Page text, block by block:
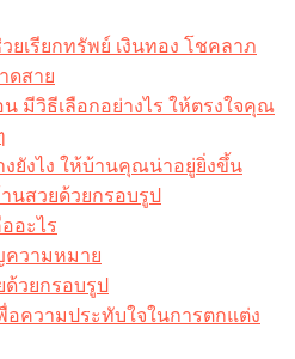
เรียกทรัพย์ เงินทอง โชคลาภ
ดสาย
มีวิธีเลือกอย่างไร ให้ตรงใจคุณ
งยังไง ให้บ้านคุณน่าอยู่ยิ่งขึ้น
านสวยด้วยกรอบรูป
อะไร​
ความหมาย
ด้วยกรอบรูป
อความประทับใจในการตกแต่ง